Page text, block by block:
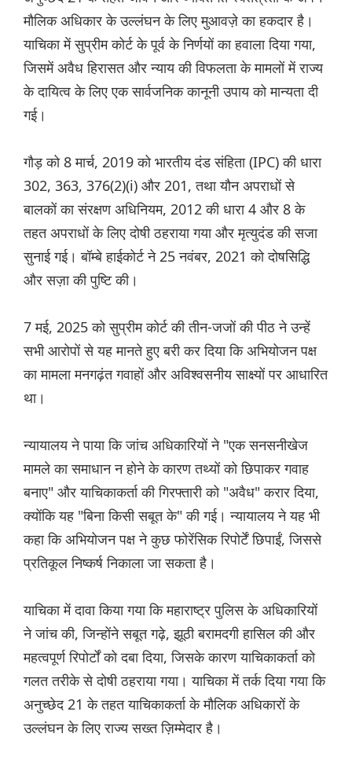
मौलिक अधिकार के उल्लंघन के लिए मुआवज़े का हकदार है।
याचिका में सुप्रीम कोर्ट के पूर्व के निर्णयों का हवाला दिया गया,
जिसमें अवैध हिरासत और न्याय की विफलता के मामलों में राज्य
के दायित्व के लिए एक सार्वजनिक कानूनी उपाय को मान्यता दी
गई।
गौड़ को 8 मार्च, 2019 को भारतीय दंड संहिता (IPC) की धारा
302, 363, 376(2)(i) और 201, तथा यौन अपराधों से
बालकों का संरक्षण अधिनियम, 2012 की धारा 4 और 8 के
तहत अपराधों के लिए दोषी ठहराया गया और मृत्युदंड की सजा
सुनाई गई। बॉम्बे हाईकोर्ट ने 25 नवंबर, 2021 को दोषसिद्धि
और सज़ा की पुष्टि की।
7 मई, 2025 को सुप्रीम कोर्ट की तीन-जजों की पीठ ने उन्हें
सभी आरोपों से यह मानते हुए बरी कर दिया कि अभियोजन पक्ष
का मामला मनगढ़ंत गवाहों और अविश्वसनीय साक्ष्यों पर आधारित
था।
न्यायालय ने पाया कि जांच अधिकारियों ने "एक सनसनीखेज
मामले का समाधान न होने के कारण तथ्यों को छिपाकर गवाह
बनाए" और याचिकाकर्ता की गिरफ्तारी को "अवैध" करार दिया,
क्योंकि यह "बिना किसी सबूत के" की गई। न्यायालय ने यह भी
कहा कि अभियोजन पक्ष ने कुछ फोरेंसिक रिपोर्टें छिपाईं, जिससे
प्रतिकूल निष्कर्ष निकाला जा सकता है।
याचिका में दावा किया गया कि महाराष्ट्र पुलिस के अधिकारियों
ने जांच की, जिन्होंने सबूत गढ़े, झूठी बरामदगी हासिल की और
महत्वपूर्ण रिपोर्टों को दबा दिया, जिसके कारण याचिकाकर्ता को
गलत तरीके से दोषी ठहराया गया। याचिका में तर्क दिया गया कि
अनुच्छेद 21 के तहत याचिकाकर्ता के मौलिक अधिकारों के
उल्लंघन के लिए राज्य सख्त ज़िम्मेदार है।